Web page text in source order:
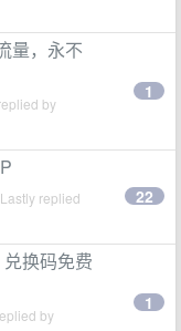
量，永不
by
1
replied
22
换码免费
by
1